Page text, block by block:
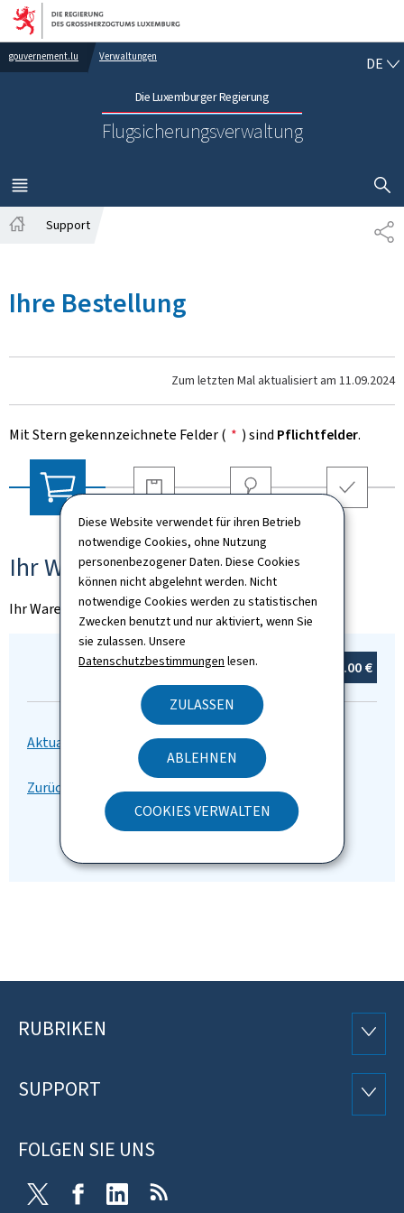
Diese Website verwendet für ihren Betrieb
notwendige Cookies, ohne Nutzung
personenbezogener Daten. Diese Cookies
können nicht abgelehnt werden. Nicht
notwendige Cookies werden zu statistischen
Zwecken benutzt und nur aktiviert, wenn Sie
sie zulassen. Unsere
Datenschutzbestimmungen lesen.
ZULASSEN
ABLEHNEN
COOKIES VERWALTEN
Zur Hauptnavigation
Zum Inhalt
gouvernement.lu Verwaltungen
Die Luxemburger Regierung
Flugsicherungsverwaltung
DE
MENÜ
HAUPT-
Support
Ihre Bestellung
Zum letzten Mal aktualisiert am 11.09.2024
Mit Stern gekennzeichnete Felder ( * ) sind Pflichtfelder.
Ihr Warenkorb Versandart Adresse
Ihr Warenkorb
Ihr Warenkorb ist leer
Summe:0 0.00 €
Footer
RUBRIKEN
SUPPORT
FOLGEN SIE UNS
Twitter FacebookLinkedIn